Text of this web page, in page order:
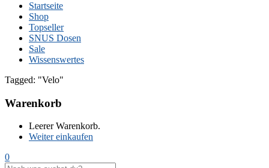
Startseite
Shop
Topseller
SNUS Dosen
Sale
Wissenswertes
Tagged: "Velo"
Warenkorb
Leerer Warenkorb.
Weiter einkaufen
0